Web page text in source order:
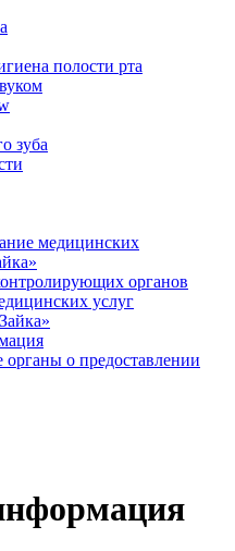
полости рта
зуба
медицинских
органов
услуг
о предоставлении